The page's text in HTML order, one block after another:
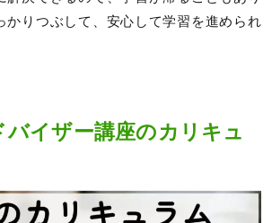
かりつぶして、安心して学習を進められ
バイザー講座のカリキュ